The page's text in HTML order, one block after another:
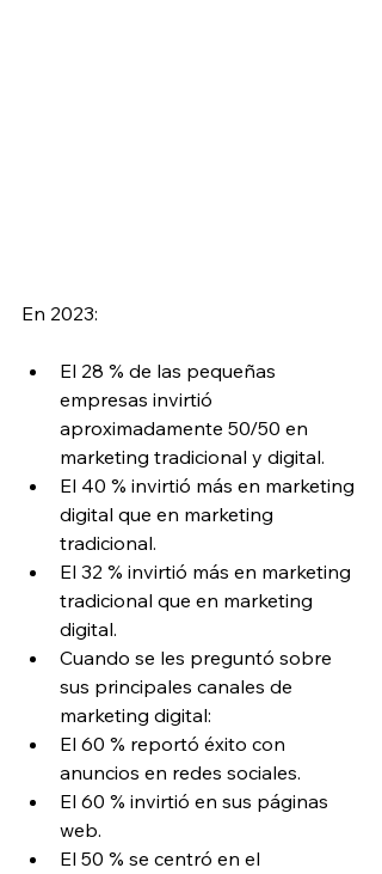
En 2023:
El 28 % de las pequeñas
empresas invirtió
aproximadamente 50/50 en
marketing tradicional y digital.
El 40 % invirtió más en marketing
digital que en marketing
tradicional.
El 32 % invirtió más en marketing
tradicional que en marketing
digital.
Cuando se les preguntó sobre
sus principales canales de
marketing digital:
El 60 % reportó éxito con
anuncios en redes sociales.
El 60 % invirtió en sus páginas
web.
El 50 % se centró en el